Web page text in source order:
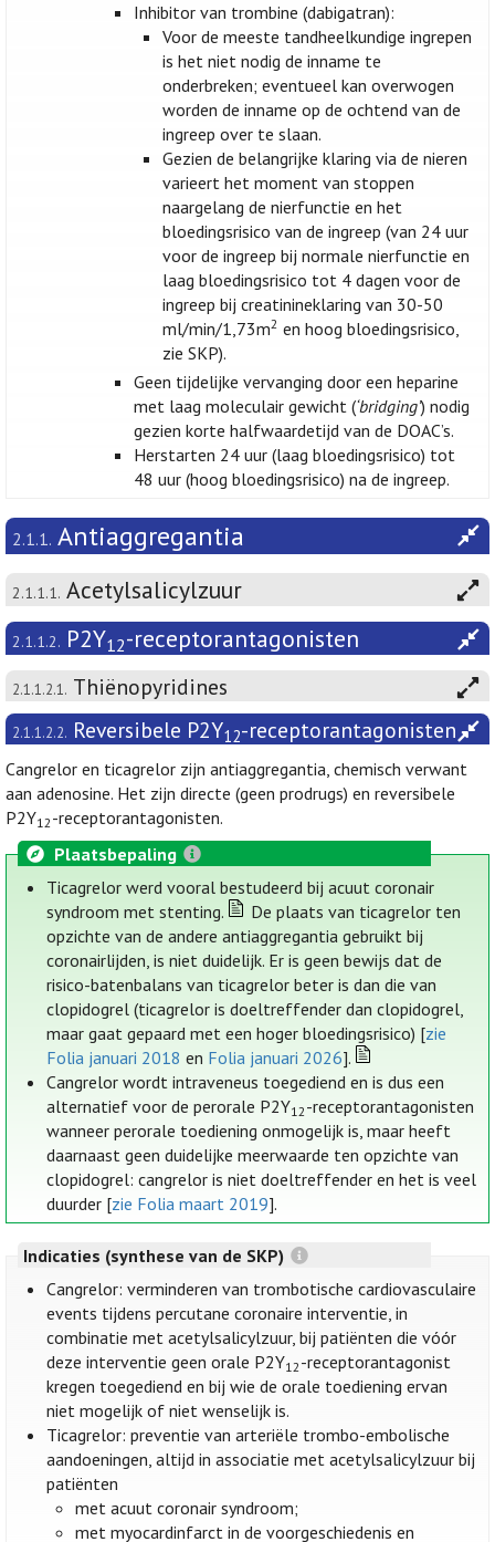
Inhibitor van trombine (dabigatran):
Voor de meeste tandheelkundige ingrepen
is het niet nodig de inname te
onderbreken; eventueel kan overwogen
worden de inname op de ochtend van de
ingreep over te slaan.
Gezien de belangrijke klaring via de nieren
varieert het moment van stoppen
naargelang de nierfunctie en het
bloedingsrisico van de ingreep (van 24 uur
voor de ingreep bij normale nierfunctie en
laag bloedingsrisico tot 4 dagen voor de
ingreep bij creatinineklaring van 30-50
ml/min/1,73m2 en hoog bloedingsrisico,
zie SKP).
Geen tijdelijke vervanging door een heparine
met laag moleculair gewicht (‘bridging’) nodig
gezien korte halfwaardetijd van de DOAC’s.
Herstarten 24 uur (laag bloedingsrisico) tot
48 uur (hoog bloedingsrisico) na de ingreep.
2.1.1. Antiaggregantia
2.1.1.1. Acetylsalicylzuur
2.1.1.2. P2Y12-receptorantagonisten
2.1.1.2.1. Thiënopyridines
2.1.1.2.2. Reversibele P2Y12-receptorantagonisten
Cangrelor en ticagrelor zijn antiaggregantia, chemisch verwant
aan adenosine. Het zijn directe (geen prodrugs) en reversibele
P2Y12-receptorantagonisten.
Plaatsbepaling
Ticagrelor werd vooral bestudeerd bij acuut coronair
syndroom met stenting.
De plaats van ticagrelor ten
opzichte van de andere antiaggregantia gebruikt bij
coronairlijden, is niet duidelijk. Er is geen bewijs dat de
risico-batenbalans van ticagrelor beter is dan die van
clopidogrel (ticagrelor is doeltreffender dan clopidogrel,
maar gaat gepaard met een hoger bloedingsrisico) [zie
Folia januari 2018 en Folia januari 2026].
Cangrelor wordt intraveneus toegediend en is dus een
alternatief voor de perorale P2Y12-receptorantagonisten
wanneer perorale toediening onmogelijk is, maar heeft
daarnaast geen duidelijke meerwaarde ten opzichte van
clopidogrel: cangrelor is niet doeltreffender en het is veel
duurder [zie Folia maart 2019].
Indicaties (synthese van de SKP)
Cangrelor: verminderen van trombotische cardiovasculaire
events tijdens percutane coronaire interventie, in
combinatie met acetylsalicylzuur, bij patiënten die vóór
deze interventie geen orale P2Y12-receptorantagonist
kregen toegediend en bij wie de orale toediening ervan
niet mogelijk of niet wenselijk is.
Ticagrelor: preventie van arteriële trombo-embolische
aandoeningen, altijd in associatie met acetylsalicylzuur bij
patiënten
met acuut coronair syndroom;
met myocardinfarct in de voorgeschiedenis en